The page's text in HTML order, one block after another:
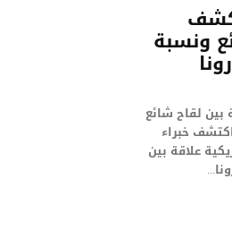
ونسبة
لقاح شائع
خبراء
علاقة بين